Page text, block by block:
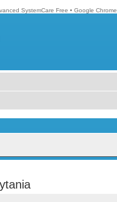
SystemCare Free • Google Chrome